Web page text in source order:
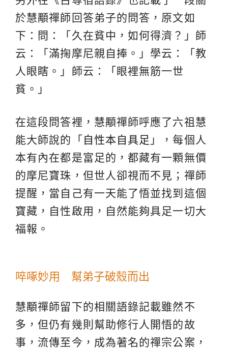
於慧顒禪師回答弟子的問答，原文如
下：問：「久在貧中，如何得濟？」師
云：「滿掬摩尼親自捧。」學云：「教
人眼瞎。」師云：「眼裡無筋一世
貧。」
在這段問答裡，慧顒禪師呼應了六祖慧
能大師說的「 自性本自具足 」，每個人
本有內在都是富足的，都藏有一顆無價
的摩尼寶珠，但世人卻視而不見；禪師
提醒，當自己有一天能了悟並找到這個
寶藏，自性啟用，自然能夠具足一切大
福報。
啐啄妙用 幫弟子破殼而出
慧顒禪師留下的相關語錄記載雖然不
多，但仍有幾則幫助修行人開悟的故
事，流傳至今，成為著名的禪宗公案，